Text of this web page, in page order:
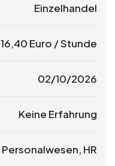
Einzelhandel
16,40 Euro / Stunde
02/10/2026
Keine Erfahrung
Personalwesen, HR